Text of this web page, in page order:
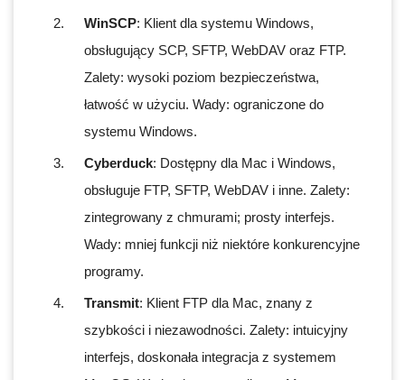
WinSCP: Klient dla systemu Windows,
obsługujący SCP, SFTP, WebDAV oraz FTP.
Zalety: wysoki poziom bezpieczeństwa,
łatwość w użyciu. Wady: ograniczone do
systemu Windows.
Cyberduck: Dostępny dla Mac i Windows,
obsługuje FTP, SFTP, WebDAV i inne. Zalety:
zintegrowany z chmurami; prosty interfejs.
Wady: mniej funkcji niż niektóre konkurencyjne
programy.
Transmit: Klient FTP dla Mac, znany z
szybkości i niezawodności. Zalety: intuicyjny
interfejs, doskonała integracja z systemem